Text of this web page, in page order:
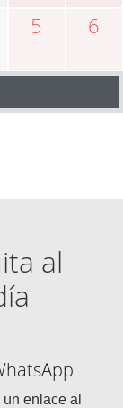
5 6
al
enlace al